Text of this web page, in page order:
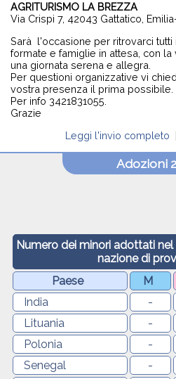
AGRITURISMO LA BREZZA
Via Crispi 7, 42043 Gattatico,
Sarà l'occasione per ritrovarci tutti
formate e famiglie in attesa, con
una giornata serena e allegra.
Per questioni organizzative vi
vostra presenza il prima possibile.
Per info 3421831055.
Grazie
Leggi l'invio completo |
Adozioni
Numero dei minori adottati
nazione di
Paese
M
India
-
Lituania
-
Polonia
-
Senegal
-